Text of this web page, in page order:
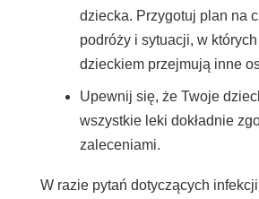
dziecka. Przygotuj plan na
podróży i sytuacji, w
dzieckiem przejmują inne
Upewnij się, że Twoje
wszystkie leki dokładnie
zaleceniami.
W razie pytań dotyczących